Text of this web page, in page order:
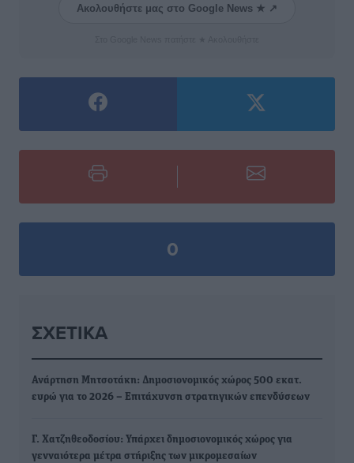
Ακολουθήστε μας στο Google News ★ ↗
0
ΣΧΕΤΙΚΆ
Ανάρτηση Μητσοτάκη: Δημοσιονομικός χώρος 500 εκατ.
ευρώ για το 2026 – Επιτάχυνση στρατηγικών επενδύσεων
Γ. Χατζηθεοδοσίου: Υπάρχει δημοσιονομικός χώρος για
γενναιότερα μέτρα στήριξης των μικρομεσαίων